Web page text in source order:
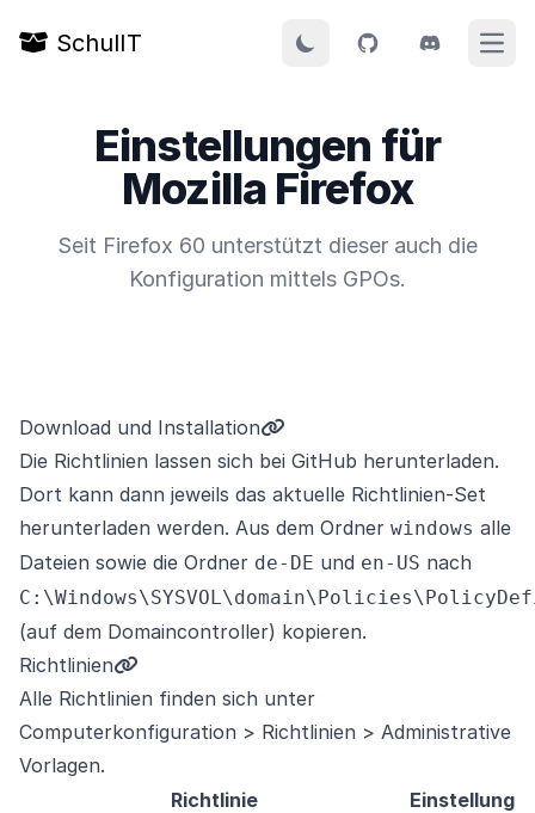
SchulIT
Einstellungen für
Mozilla Firefox
Seit Firefox 60 unterstützt dieser auch die
Konfiguration mittels GPOs.
Download und Installation
Die Richtlinien lassen sich bei GitHub herunterladen.
Dort kann dann jeweils das aktuelle Richtlinien-Set
herunterladen werden. Aus dem Ordner windows alle
Dateien sowie die Ordner de-DE und en-US nach
(auf dem Domaincontroller) kopieren.
Richtlinien
Alle Richtlinien finden sich unter
Computerkonfiguration > Richtlinien > Administrative
Vorlagen.
Richtlinie
Einstellung